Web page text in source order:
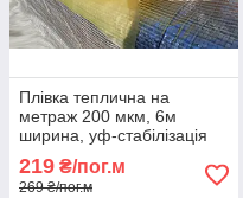
Плівка теплична на
метраж 200 мкм, 6м
ширина, уф-стабілізація
12 місяців ,(жовта).
219 ₴/пог.м
269 ₴/пог.м